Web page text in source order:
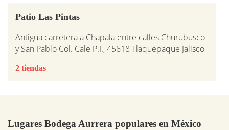
Patio Las Pintas
Antigua carretera a Chapala entre calles Churubusco
y San Pablo Col. Cale P.I., 45618 Tlaquepaque Jalisco
2 tiendas
Lugares Bodega Aurrera populares en México